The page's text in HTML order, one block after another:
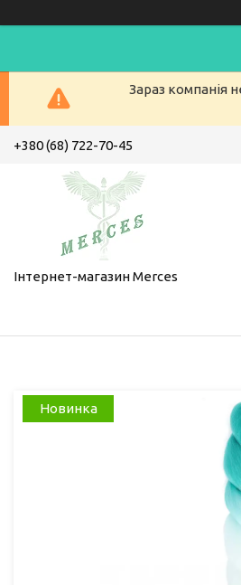
Зараз компанія
+380 (68) 722-70-45
Інтернет-магазин Merces
Новинка